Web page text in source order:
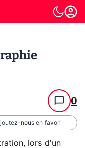
0
nous en favori
lors d'un